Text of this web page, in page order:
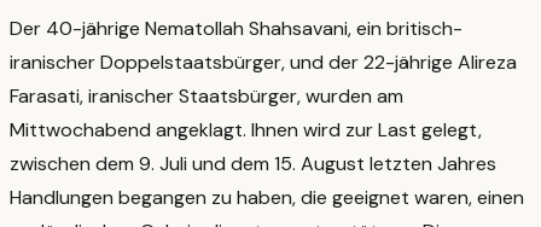
Der 40-jährige Nematollah Shahsavani, ein britisch-
iranischer Doppelstaatsbürger, und der 22-jährige Alireza
Farasati, iranischer Staatsbürger, wurden am
Mittwochabend angeklagt. Ihnen wird zur Last gelegt,
zwischen dem 9. Juli und dem 15. August letzten Jahres
Handlungen begangen zu haben, die geeignet waren, einen